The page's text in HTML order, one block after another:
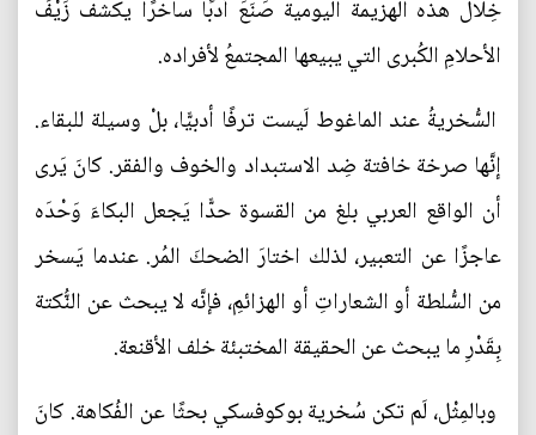
خِلال هذه الهزيمة اليومية صَنَعَ أدبًا ساخرًا يكشف زَيْفَ
الأحلامِ الكُبرى التي يبيعها المجتمعُ لأفراده.
السُّخريةُ عند الماغوط لَيست ترفًا أدبيًّا، بلْ وسيلة للبقاء.
إنَّها صرخة خافتة ضِد الاستبداد والخوف والفقر. كانَ يَرى
أن الواقع العربي بلغ من القسوة حدًّا يَجعل البكاءَ وَحْدَه
عاجزًا عن التعبير، لذلك اختارَ الضحكَ المُر. عندما يَسخر
من السُّلطة أو الشعاراتِ أو الهزائمِ، فإنَّه لا يبحث عن النُّكتة
بِقَدْرِ ما يبحث عن الحقيقة المختبئة خلف الأقنعة.
وبالمِثْل، لَم تكن سُخرية بوكوفسكي بحثًا عن الفُكاهة. كانَ